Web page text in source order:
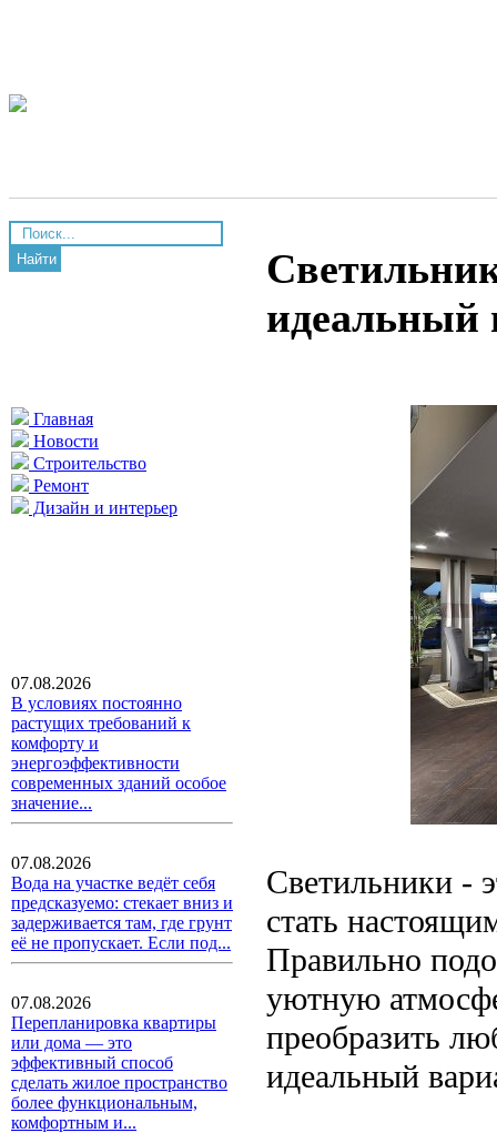
Найти
Главная
Новости
Строительство
Ремонт
Дизайн и интерьер
07.08.2026
В условиях постоянно
растущих требований к
комфорту и
энергоэффективности
современных зданий особое
значение...
07.08.2026
Вода на участке ведёт себя
предсказуемо: стекает вниз и
задерживается там, где грунт
её не пропускает. Если под...
07.08.2026
Перепланировка квартиры
или дома — это
эффективный способ
сделать жилое пространство
более функциональным,
комфортным и...
идеальный
Светильники -
стать
Правильно
уютную
преобразить
идеальный